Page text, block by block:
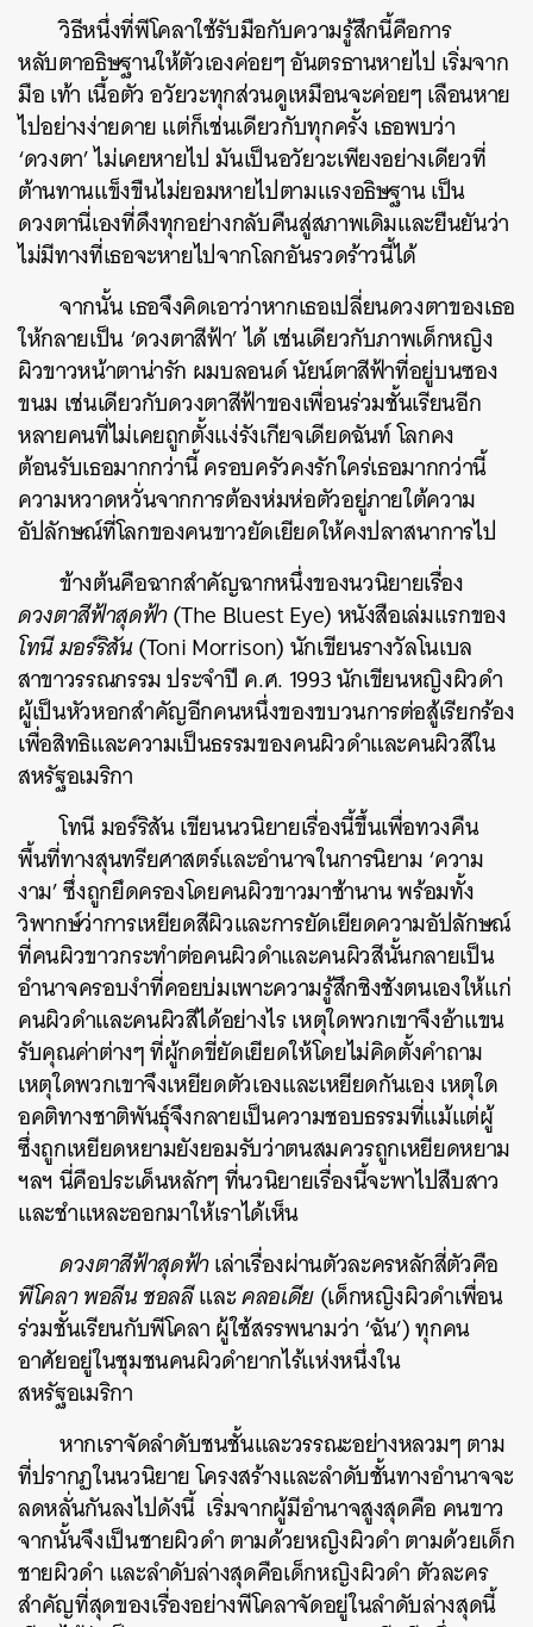
วิธีหนึ่งที่พีโคลาใช้รับมือกับความรู้สึกนี้คือการ
หลับตาอธิษฐานให้ตัวเองค่อยๆ อันตรธานหายไป เริ่มจาก
มือ เท้า เนื้อตัวอวัยวะทุกส่วนดูเหมือนจะค่อยๆ เลือนหาย
ไปอย่างง่ายดายแต่ก็เช่นเดียวกับทุกครั้ง เธอพบว่า
‘ดวงตา’ ไม่เคยหายไปมันเป็นอวัยวะเพียงอย่างเดียวที่
ต้านทานแข็งขืนไม่ยอมหายไปตามแรงอธิษฐาน เป็น
ดวงตานี่เองที่ดึงทุกอย่างกลับคืนสู่สภาพเดิมและยืนยันว่า
ไม่มีทางที่เธอจะหายไปจากโลกอันรวดร้าวนี้ได้
จากนั้น เธอจึงคิดเอาว่าหากเธอเปลี่ยนดวงตาของเธอ
ให้กลายเป็น ‘ดวงตาสีฟ้า’ ได้เช่นเดียวกับภาพเด็กหญิง
ผิวขาวหน้าตาน่ารัก ผมบลอนด์ นัยน์ตาสีฟ้าที่อยู่บนซอง
ขนม เช่นเดียวกับดวงตาสีฟ้าของเพื่อนร่วมชั้นเรียนอีก
หลายคนที่ไม่เคยถูกตั้งแง่รังเกียจเดียดฉันท์ โลกคง
ต้อนรับเธอมากกว่านี้ ครอบครัวคงรักใคร่เธอมากกว่านี้
ความหวาดหวั่นจากการต้องห่มห่อตัวอยู่ภายใต้ความ
อัปลักษณ์ที่โลกของคนขาวยัดเยียดให้คงปลาสนาการไป
ข้างต้นคือฉากสำคัญฉากหนึ่งของนวนิยายเรื่อง
ดวงตาสีฟ้าสุดฟ้า(The Bluest Eye) หนังสือเล่มแรกของ
โทนี มอร์ริสัน(Toni Morrison) นักเขียนรางวัลโนเบล
สาขาวรรณกรรม ประจำปี ค.ศ. 1993 นักเขียนหญิงผิวดำ
ผู้เป็นหัวหอกสำคัญอีกคนหนึ่งของขบวนการต่อสู้เรียกร้อง
เพื่อสิทธิและความเป็นธรรมของคนผิวดำและคนผิวสีใน
สหรัฐอเมริกา
โทนี มอร์ริสัน เขียนนวนิยายเรื่องนี้ขึ้นเพื่อทวงคืน
พื้นที่ทางสุนทรียศาสตร์และอำนาจในการนิยาม ‘ความ
งาม’ ซึ่งถูกยึดครองโดยคนผิวขาวมาช้านาน พร้อมทั้ง
วิพากษ์ว่าการเหยียดสีผิวและการยัดเยียดความอัปลักษณ์
ที่คนผิวขาวกระทำต่อคนผิวดำและคนผิวสีนั้นกลายเป็น
อำนาจครอบงำที่คอยบ่มเพาะความรู้สึกชิงชังตนเองให้แก่
คนผิวดำและคนผิวสีได้อย่างไรเหตุใดพวกเขาจึงอ้าแขน
รับคุณค่าต่างๆ ที่ผู้กดขี่ยัดเยียดให้โดยไม่คิดตั้งคำถาม
เหตุใดพวกเขาจึงเหยียดตัวเองและเหยียดกันเอง เหตุใด
อคติทางชาติพันธุ์จึงกลายเป็นความชอบธรรมที่แม้แต่ผู้
ซึ่งถูกเหยียดหยามยังยอมรับว่าตนสมควรถูกเหยียดหยาม
ฯลฯ นี่คือประเด็นหลักๆ ที่นวนิยายเรื่องนี้จะพาไปสืบสาว
และชำแหละออกมาให้เราได้เห็น
ดวงตาสีฟ้าสุดฟ้าเล่าเรื่องผ่านตัวละครหลักสี่ตัวคือ
พีโคลาพอลีนชอลลีและคลอเดีย(เด็กหญิงผิวดำเพื่อน
ร่วมชั้นเรียนกับพีโคลา ผู้ใช้สรรพนามว่า ‘ฉัน’) ทุกคน
อาศัยอยู่ในชุมชนคนผิวดำยากไร้แห่งหนึ่งใน
สหรัฐอเมริกา
หากเราจัดลำดับชนชั้นและวรรณะอย่างหลวมๆ ตาม
ที่ปรากฏในนวนิยาย โครงสร้างและลำดับชั้นทางอำนาจจะ
ลดหลั่นกันลงไปดังนี้ เริ่มจากผู้มีอำนาจสูงสุดคือ คนขาว
จากนั้นจึงเป็นชายผิวดำ ตามด้วยหญิงผิวดำ ตามด้วยเด็ก
ชายผิวดำ และลำดับล่างสุดคือเด็กหญิงผิวดำ ตัวละคร
สำคัญที่สุดของเรื่องอย่างพีโคลาจัดอยู่ในลำดับล่างสุดนี้